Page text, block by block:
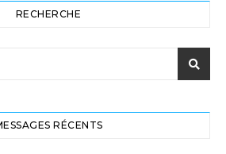
RECHERCHE
RÉCENTS